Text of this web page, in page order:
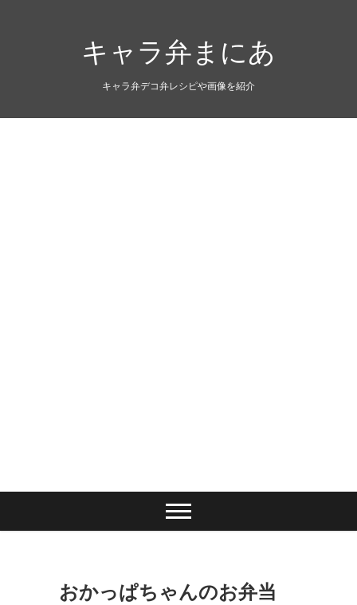
キャラ弁まにあ
キャラ弁デコ弁レシピや画像を紹介
おかっぱちゃんのお弁当